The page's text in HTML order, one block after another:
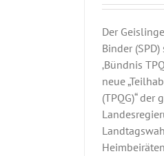
Der
Binder
‚Bündnis
neue
(TPQG)“ der